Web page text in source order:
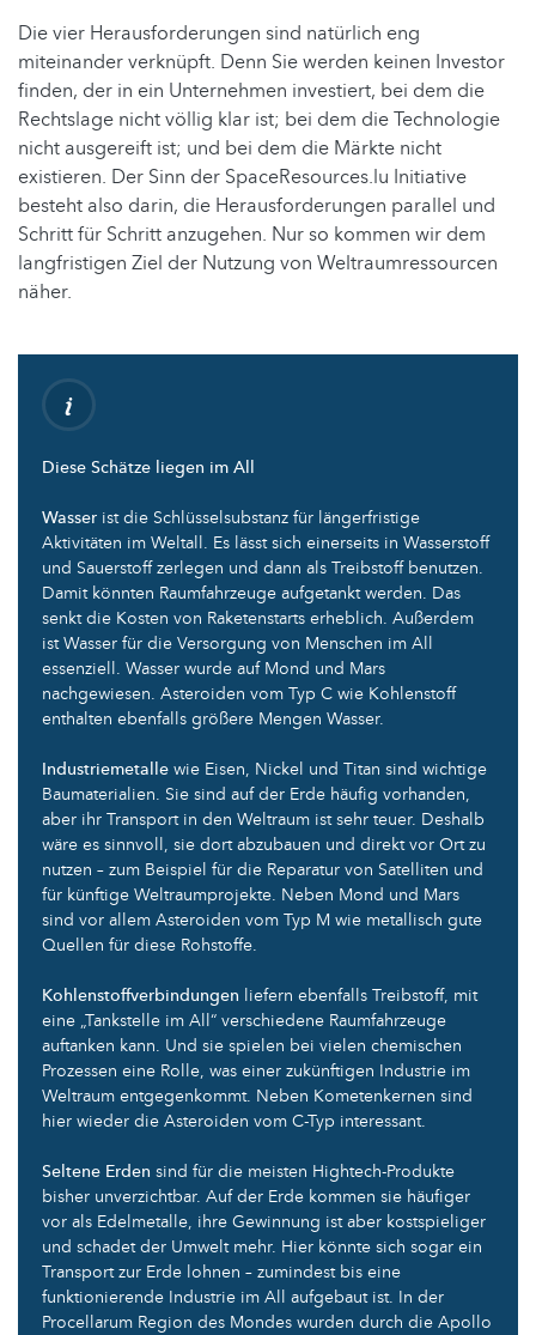
Die vier Herausforderungen sind natürlich eng
miteinander verknüpft. Denn Sie werden keinen Investor
finden, der in ein Unternehmen investiert, bei dem die
Rechtslage nicht völlig klar ist; bei dem die Technologie
nicht ausgereift ist; und bei dem die Märkte nicht
existieren. Der Sinn der SpaceResources.lu Initiative
besteht also darin, die Herausforderungen parallel und
Schritt für Schritt anzugehen. Nur so kommen wir dem
langfristigen Ziel der Nutzung von Weltraumressourcen
näher.
Diese Schätze liegen im All
Wasser ist die Schlüsselsubstanz für längerfristige
Aktivitäten im Weltall. Es lässt sich einerseits in Wasserstoff
und Sauerstoff zerlegen und dann als Treibstoff benutzen.
Damit könnten Raumfahrzeuge aufgetankt werden. Das
senkt die Kosten von Raketenstarts erheblich. Außerdem
ist Wasser für die Versorgung von Menschen im All
essenziell. Wasser wurde auf Mond und Mars
nachgewiesen. Asteroiden vom Typ C wie Kohlenstoff
enthalten ebenfalls größere Mengen Wasser.
Industriemetalle wie Eisen, Nickel und Titan sind wichtige
Baumaterialien. Sie sind auf der Erde häufig vorhanden,
aber ihr Transport in den Weltraum ist sehr teuer. Deshalb
wäre es sinnvoll, sie dort abzubauen und direkt vor Ort zu
nutzen – zum Beispiel für die Reparatur von Satelliten und
für künftige Weltraumprojekte. Neben Mond und Mars
sind vor allem Asteroiden vom Typ M wie metallisch gute
Quellen für diese Rohstoffe.
Kohlenstoffverbindungen liefern ebenfalls Treibstoff, mit
eine „Tankstelle im All“ verschiedene Raumfahrzeuge
auftanken kann. Und sie spielen bei vielen chemischen
Prozessen eine Rolle, was einer zukünftigen Industrie im
Weltraum entgegenkommt. Neben Kometenkernen sind
hier wieder die Asteroiden vom C-Typ interessant.
Seltene Erden sind für die meisten Hightech-Produkte
bisher unverzichtbar. Auf der Erde kommen sie häufiger
vor als Edelmetalle, ihre Gewinnung ist aber kostspieliger
und schadet der Umwelt mehr. Hier könnte sich sogar ein
Transport zur Erde lohnen – zumindest bis eine
funktionierende Industrie im All aufgebaut ist. In der
Procellarum Region des Mondes wurden durch die Apollo